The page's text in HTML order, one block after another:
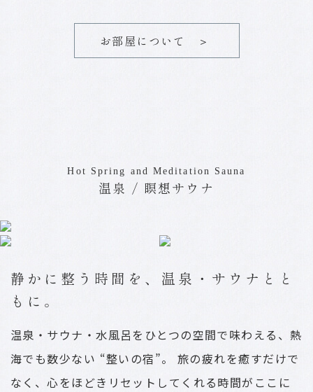
お部屋について ＞
Hot Spring and Meditation Sauna
温泉 / 瞑想サウナ
静かに整う時間を、温泉・サウナとと
もに。
温泉・サウナ・水風呂をひとつの空間で味わえる、熱
海でも数少ない “整いの宿”。
旅の疲れを癒すだけで
なく、心をほどきリセットしてくれる時間がここに